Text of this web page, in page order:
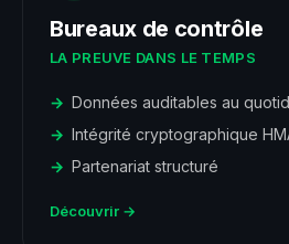
Bureaux de contrôle
LA PREUVE DANS LE TEMPS
Données auditables au
Intégrité cryptographique
Partenariat structuré
Découvrir →